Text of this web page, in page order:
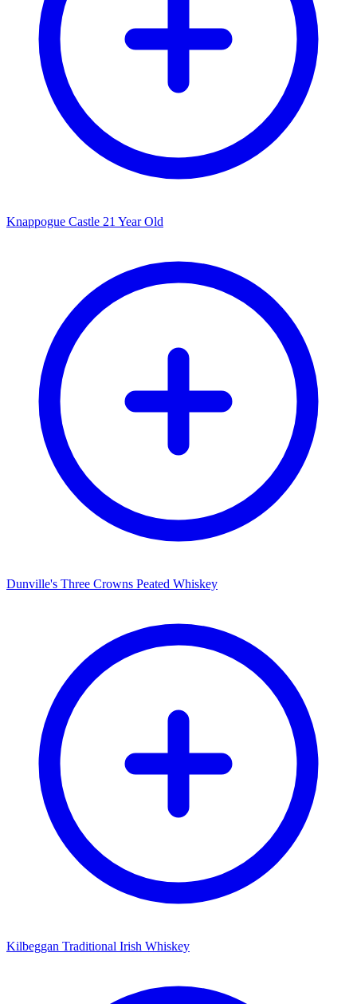
Knappogue Castle 21 Year Old
Dunville's Three Crowns Peated Whiskey
Kilbeggan Traditional Irish Whiskey